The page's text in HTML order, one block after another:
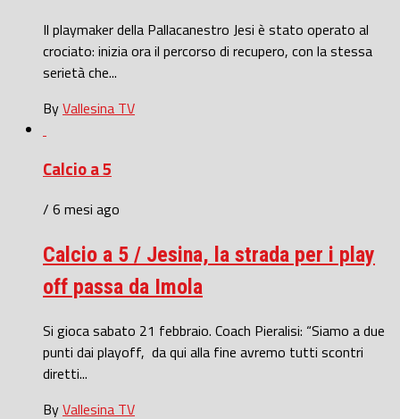
Il playmaker della Pallacanestro Jesi è stato operato al
crociato: inizia ora il percorso di recupero, con la stessa
serietà che...
ByVallesina TV
Calcio a 5
/ 6 mesi ago
Calcio a 5 / Jesina, la strada per i play
off passa da Imola
Si gioca sabato 21 febbraio. Coach Pieralisi: “Siamo a due
punti dai playoff, da qui alla fine avremo tutti scontri
diretti...
ByVallesina TV